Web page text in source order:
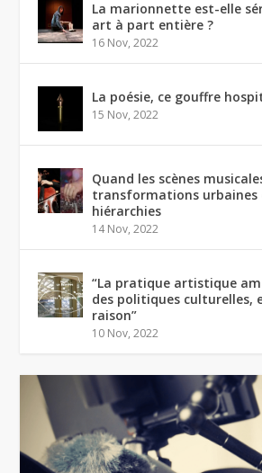
La marionnette est-elle
art à part entière ?
16 Nov, 2022
La poésie, ce gouffre
15 Nov, 2022
Quand les scènes
transformations urbaines
hiérarchies
14 Nov, 2022
“La pratique artistique
des politiques culturelles,
raison”
10 Nov, 2022